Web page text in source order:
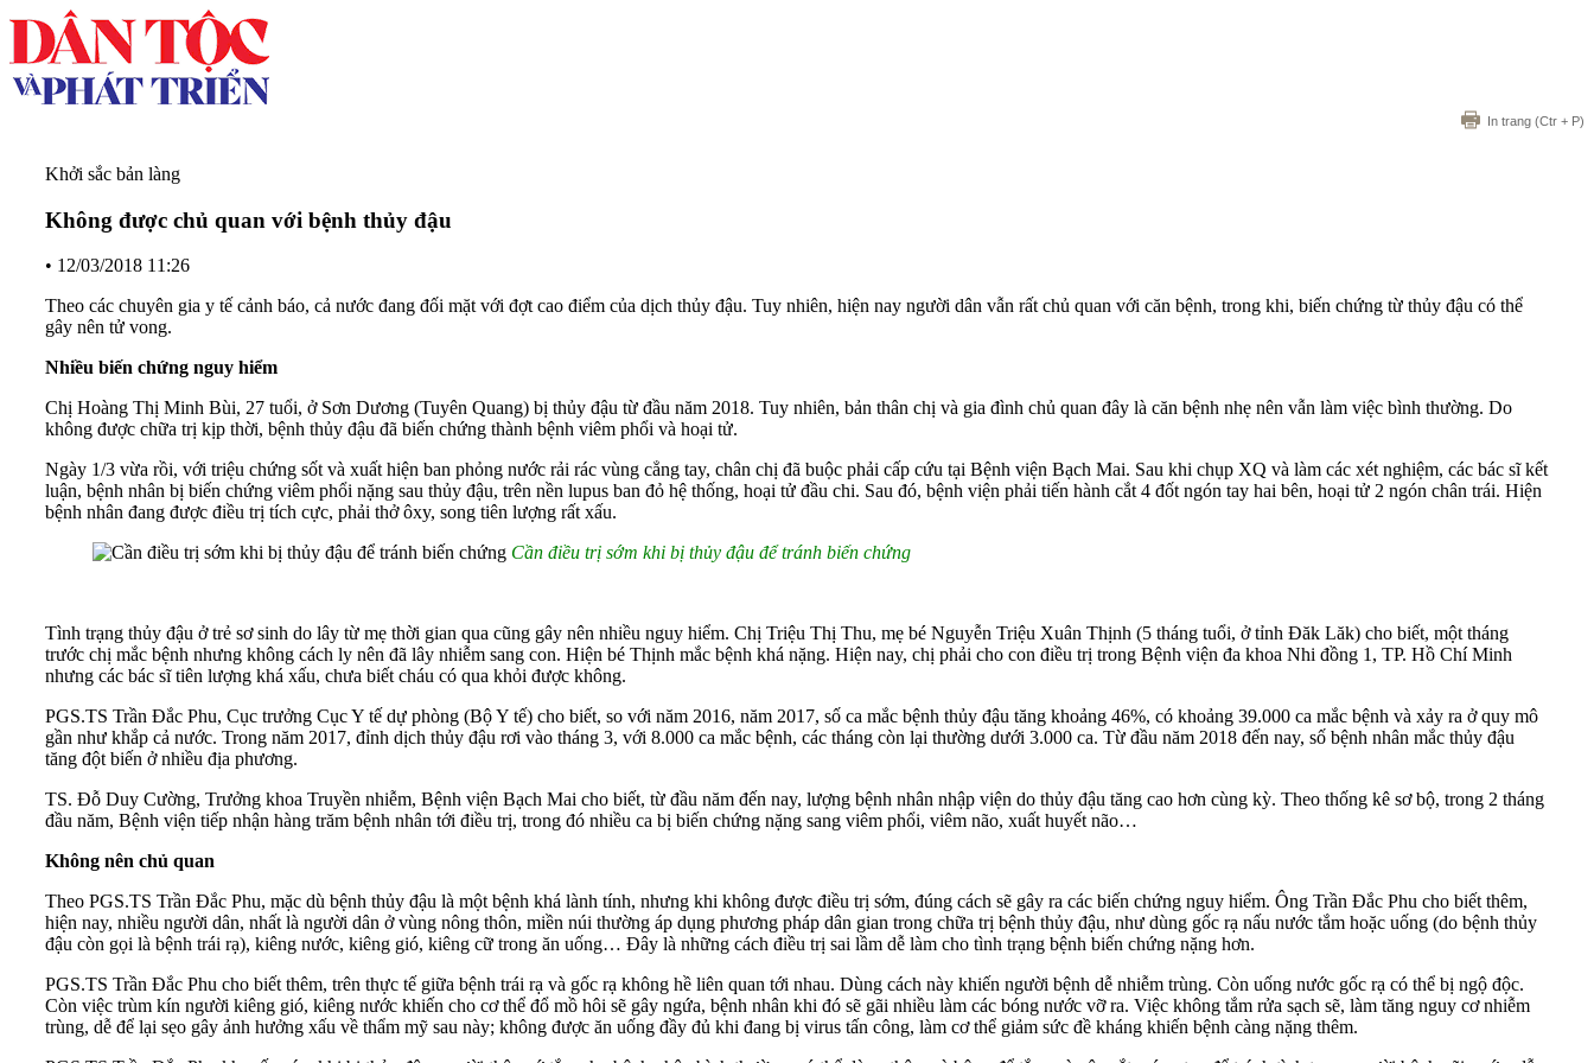
In trang (Ctr + P)
Khởi sắc bản làng
Không được chủ quan với bệnh thủy đậu
• 12/03/2018 11:26
Theo các chuyên gia y tế cảnh báo, cả nước đang đối mặt với đợt cao điểm của dịch thủy đậu. Tuy nhiên, hiện nay người dân vẫn rất chủ quan với căn bệnh, trong khi, biến chứng từ thủy đậu có thể
gây nên tử vong.
Nhiều biến chứng nguy hiểm
Chị Hoàng Thị Minh Bùi, 27 tuổi, ở Sơn Dương (Tuyên Quang) bị thủy đậu từ đầu năm 2018. Tuy nhiên, bản thân chị và gia đình chủ quan đây là căn bệnh nhẹ nên vẫn làm việc bình thường. Do
không được chữa trị kịp thời, bệnh thủy đậu đã biến chứng thành bệnh viêm phổi và hoại tử.
Ngày 1/3 vừa rồi, với triệu chứng sốt và xuất hiện ban phỏng nước rải rác vùng cẳng tay, chân chị đã buộc phải cấp cứu tại Bệnh viện Bạch Mai. Sau khi chụp XQ và làm các xét nghiệm, các bác sĩ kết
luận, bệnh nhân bị biến chứng viêm phổi nặng sau thủy đậu, trên nền lupus ban đỏ hệ thống, hoại tử đầu chi. Sau đó, bệnh viện phải tiến hành cắt 4 đốt ngón tay hai bên, hoại tử 2 ngón chân trái. Hiện
bệnh nhân đang được điều trị tích cực, phải thở ôxy, song tiên lượng rất xấu.
Cần điều trị sớm khi bị thủy đậu để tránh biến chứng
Tình trạng thủy đậu ở trẻ sơ sinh do lây từ mẹ thời gian qua cũng gây nên nhiều nguy hiểm. Chị Triệu Thị Thu, mẹ bé Nguyễn Triệu Xuân Thịnh (5 tháng tuổi, ở tỉnh Đăk Lăk) cho biết, một tháng
trước chị mắc bệnh nhưng không cách ly nên đã lây nhiễm sang con. Hiện bé Thịnh mắc bệnh khá nặng. Hiện nay, chị phải cho con điều trị trong Bệnh viện đa khoa Nhi đồng 1, TP. Hồ Chí Minh
nhưng các bác sĩ tiên lượng khá xấu, chưa biết cháu có qua khỏi được không.
PGS.TS Trần Đắc Phu, Cục trưởng Cục Y tế dự phòng (Bộ Y tế) cho biết, so với năm 2016, năm 2017, số ca mắc bệnh thủy đậu tăng khoảng 46%, có khoảng 39.000 ca mắc bệnh và xảy ra ở quy mô
gần như khắp cả nước. Trong năm 2017, đỉnh dịch thủy đậu rơi vào tháng 3, với 8.000 ca mắc bệnh, các tháng còn lại thường dưới 3.000 ca. Từ đầu năm 2018 đến nay, số bệnh nhân mắc thủy đậu
tăng đột biến ở nhiều địa phương.
TS. Đỗ Duy Cường, Trưởng khoa Truyền nhiễm, Bệnh viện Bạch Mai cho biết, từ đầu năm đến nay, lượng bệnh nhân nhập viện do thủy đậu tăng cao hơn cùng kỳ. Theo thống kê sơ bộ, trong 2 tháng
đầu năm, Bệnh viện tiếp nhận hàng trăm bệnh nhân tới điều trị, trong đó nhiều ca bị biến chứng nặng sang viêm phổi, viêm não, xuất huyết não…
Không nên chủ quan
Theo PGS.TS Trần Đắc Phu, mặc dù bệnh thủy đậu là một bệnh khá lành tính, nhưng khi không được điều trị sớm, đúng cách sẽ gây ra các biến chứng nguy hiểm. Ông Trần Đắc Phu cho biết thêm,
hiện nay, nhiều người dân, nhất là người dân ở vùng nông thôn, miền núi thường áp dụng phương pháp dân gian trong chữa trị bệnh thủy đậu, như dùng gốc rạ nấu nước tắm hoặc uống (do bệnh thủy
đậu còn gọi là bệnh trái rạ), kiêng nước, kiêng gió, kiêng cữ trong ăn uống… Đây là những cách điều trị sai lầm dễ làm cho tình trạng bệnh biến chứng nặng hơn.
PGS.TS Trần Đắc Phu cho biết thêm, trên thực tế giữa bệnh trái rạ và gốc rạ không hề liên quan tới nhau. Dùng cách này khiến người bệnh dễ nhiễm trùng. Còn uống nước gốc rạ có thể bị ngộ độc.
Còn việc trùm kín người kiêng gió, kiêng nước khiến cho cơ thể đổ mồ hôi sẽ gây ngứa, bệnh nhân khi đó sẽ gãi nhiều làm các bóng nước vỡ ra. Việc không tắm rửa sạch sẽ, làm tăng nguy cơ nhiễm
trùng, dễ để lại sẹo gây ảnh hưởng xấu về thẩm mỹ sau này; không được ăn uống đầy đủ khi đang bị virus tấn công, làm cơ thể giảm sức đề kháng khiến bệnh càng nặng thêm.